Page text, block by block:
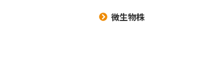
微生物株